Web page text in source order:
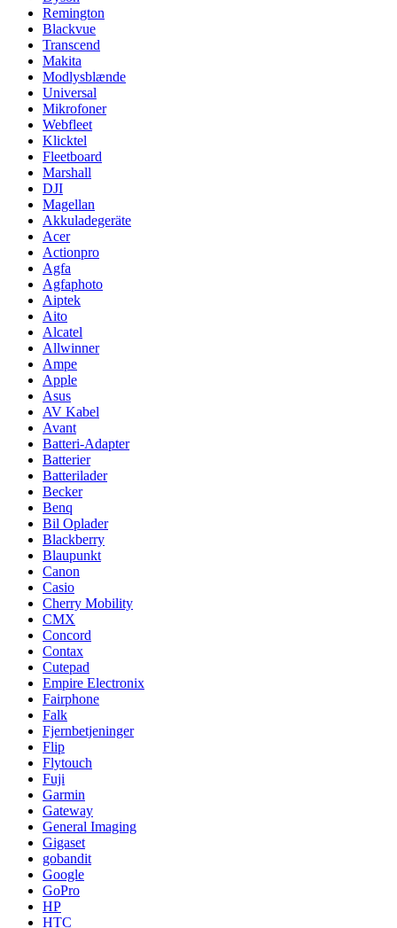
Remington
Blackvue
Transcend
Makita
Modlysblænde
Universal
Mikrofoner
Webfleet
Klicktel
Fleetboard
Marshall
DJI
Magellan
Akkuladegeräte
Acer
Actionpro
Agfa
Agfaphoto
Aiptek
Aito
Alcatel
Allwinner
Ampe
Apple
Asus
AV Kabel
Avant
Batteri-Adapter
Batterier
Batterilader
Becker
Benq
Bil Oplader
Blackberry
Blaupunkt
Canon
Casio
Cherry Mobility
CMX
Concord
Contax
Cutepad
Empire Electronix
Fairphone
Falk
Fjernbetjeninger
Flip
Flytouch
Fuji
Garmin
Gateway
General Imaging
Gigaset
gobandit
Google
GoPro
HP
HTC